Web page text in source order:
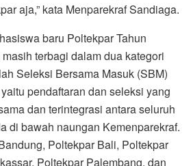
aja,” kata Menparekraf Sandiaga.
baru Poltekpar Tahun
terbagi dalam dua kategori
Seleksi Bersama Masuk (SBM)
pendaftaran dan seleksi yang
dan terintegrasi antara seluruh
di bawah naungan Kemenparekraf.
Poltekpar Bali, Poltekpar
Poltekpar Palembang, dan